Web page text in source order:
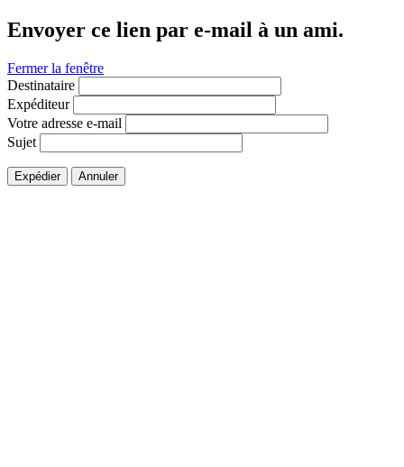
Envoyer ce lien par e-mail à un ami.
Fermer la fenêtre
Destinataire
Expéditeur
Votre adresse e-mail
Sujet
Expédier Annuler